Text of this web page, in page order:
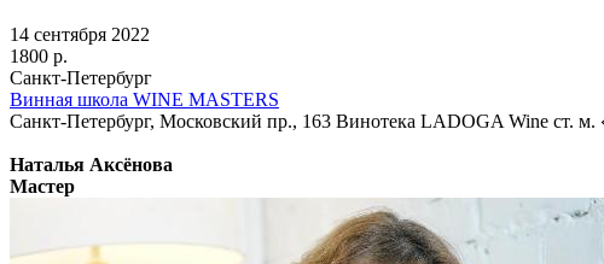
14 сентября 2022
1800 р.
Санкт-Петербург
Винная школа WINE MASTERS
Санкт-Петербург, Московский пр., 163 Винотека LADOGA Wine ст.
Наталья Аксёнова
Мастер